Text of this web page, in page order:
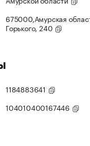
675000,Амурская
Горького, 240
1184883641
104010400167446